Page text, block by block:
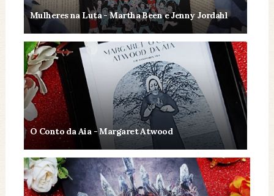
Mulheres na Luta - Martha Been e Jenny Jordahl
O Conto da Aia - Margaret Atwood